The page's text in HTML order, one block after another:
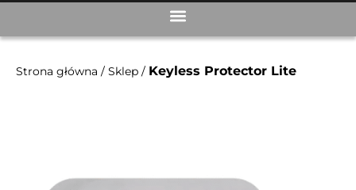
Strona główna / Sklep / Keyless Protector Lite